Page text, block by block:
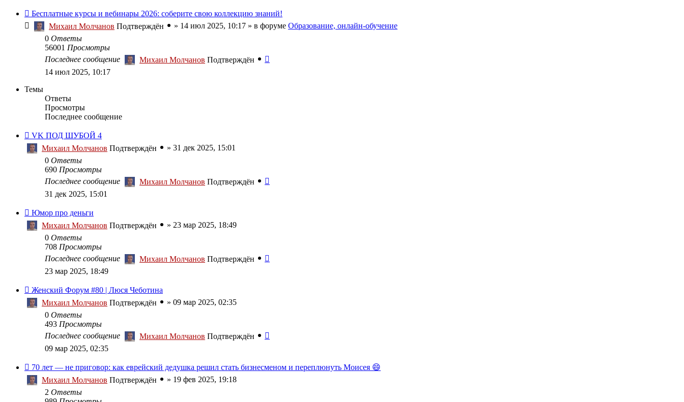
Бесплатные курсы и вебинары 2026: соберите свою коллекцию знаний!
Михаил Молчанов Подтверждён » 14 июл 2025, 10:17 » в форуме Образование, онлайн-обучение
0 Ответы
56001 Просмотры
Последнее сообщение
Михаил Молчанов Подтверждён
14 июл 2025, 10:17
Темы
Ответы
Просмотры
Последнее сообщение
VK ПОД ШУБОЙ 4
Михаил Молчанов Подтверждён » 31 дек 2025, 15:01
0 Ответы
690 Просмотры
Последнее сообщение
Михаил Молчанов Подтверждён
31 дек 2025, 15:01
Юмор про деньги
Михаил Молчанов Подтверждён » 23 мар 2025, 18:49
0 Ответы
708 Просмотры
Последнее сообщение
Михаил Молчанов Подтверждён
23 мар 2025, 18:49
Женский Форум #80 | Люся Чеботина
Михаил Молчанов Подтверждён » 09 мар 2025, 02:35
0 Ответы
493 Просмотры
Последнее сообщение
Михаил Молчанов Подтверждён
09 мар 2025, 02:35
70 лет — не приговор: как еврейский дедушка решил стать бизнесменом и переплюнуть Моисея 😄
Михаил Молчанов Подтверждён » 19 фев 2025, 19:18
2 Ответы